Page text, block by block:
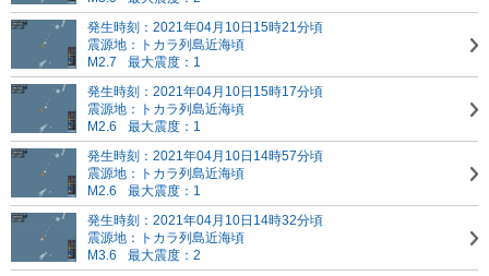
発生時刻：2021年04月10日15時21分頃
震源地：トカラ列島近海頃
M2.7
最大震度：1
発生時刻：2021年04月10日15時17分頃
震源地：トカラ列島近海頃
M2.6
最大震度：1
発生時刻：2021年04月10日14時57分頃
震源地：トカラ列島近海頃
M2.6
最大震度：1
発生時刻：2021年04月10日14時32分頃
震源地：トカラ列島近海頃
M3.6
最大震度：2